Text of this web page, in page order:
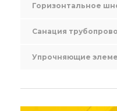
Горизонтальное
Санация
Упрочняющие